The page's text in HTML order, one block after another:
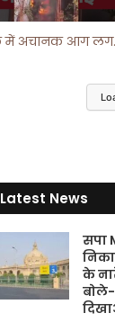
होतक में
Latest News
सपा
के
बोले-